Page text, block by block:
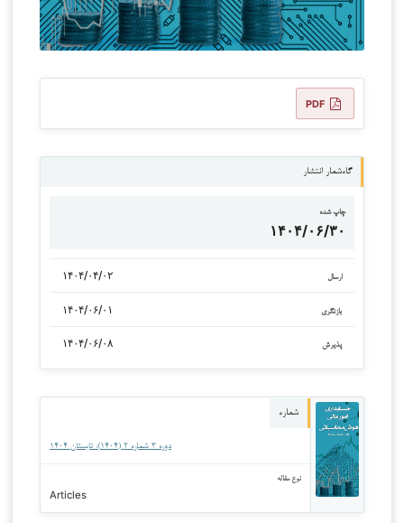
PDF
گاه‌شمار انتشار
چاپ شده
۱۴۰۴/۰۶/۳۰
ارسال ۱۴۰۴/۰۴/۰۲
بازنگری ۱۴۰۴/۰۶/۰۱
پذیرش ۱۴۰۴/۰۶/۰۸
شماره
دوره ۳ شماره ۲ (۱۴۰۴): تابستان ۱۴۰۴
نوع مقاله
Articles